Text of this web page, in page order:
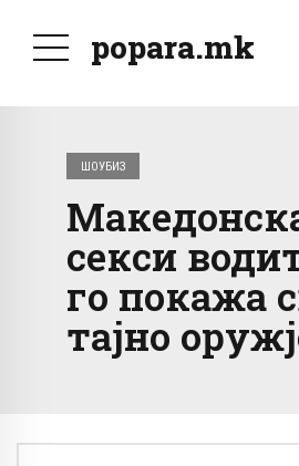
popara.mk
ШОУБИЗ
секси
го покажа
тајно